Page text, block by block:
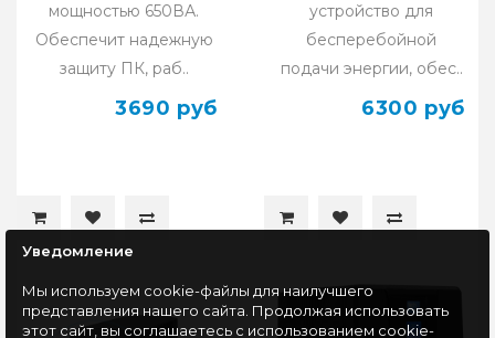
мощностью 650ВА.
Обеспечит надежную
защиту ПК, раб..
3690 руб
устройство для
бесперебойной
подачи энергии, обес..
6300 руб
Уведомление
Мы используем cookie-файлы для наилучшего
представления нашего сайта. Продолжая использовать
этот сайт, вы соглашаетесь с использованием cookie-